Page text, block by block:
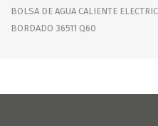
BOLSA DE AGUA CALIENTE
BORDADO 36511 Q60